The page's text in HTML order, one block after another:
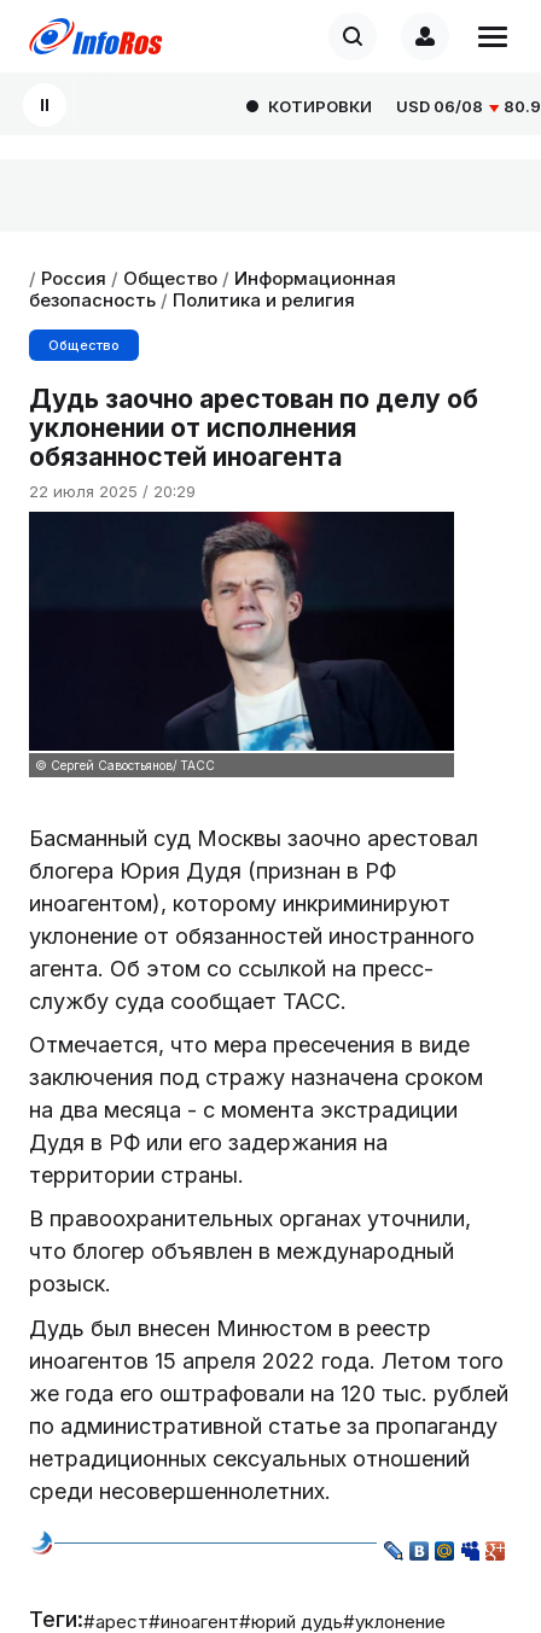
КОТИРОВКИ USD 06/08
/ Россия / Общество / Информационная
безопасность / Политика и религия
Общество
Дудь заочно арестован по делу об
уклонении от исполнения
обязанностей иноагента
22 июля 2025 / 20:29
© Сергей Савостьянов/ ТАСС
Басманный суд Москвы заочно арестовал
блогера Юрия Дудя (признан в РФ
иноагентом), которому инкриминируют
уклонение от обязанностей иностранного
агента. Об этом со ссылкой на пресс-
службу суда сообщает ТАСС.
Отмечается, что мера пресечения в виде
заключения под стражу назначена сроком
на два месяца - с момента экстрадиции
Дудя в РФ или его задержания на
территории страны.
В правоохранительных органах уточнили,
что блогер объявлен в международный
розыск.
Дудь был внесен Минюстом в реестр
иноагентов 15 апреля 2022 года. Летом того
же года его оштрафовали на 120 тыс. рублей
по административной статье за пропаганду
нетрадиционных сексуальных отношений
среди несовершеннолетних.
Теги:#арест#иноагент#юрий дудь#уклонение